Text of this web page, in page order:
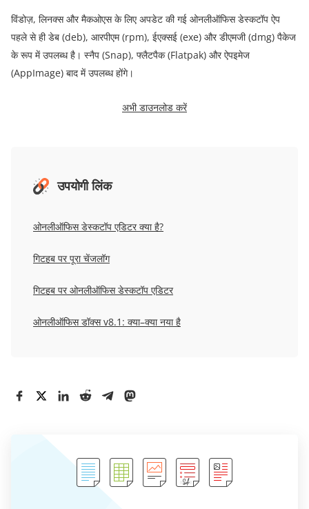
विंडोज़, लिनक्स और मैकओएस के लिए अपडेट की गई ओनलीऑफिस डेस्कटॉप ऐप
पहले से ही डेब (deb), आरपीएम(rpm), ईएक्सई (exe) और डीएमजी(dmg) पैकेज
के रूप में उपलब्ध है। स्नैप (Snap), फ्लैटपैक(Flatpak) और ऐपइमेज
(AppImage) बाद में उपलब्ध होंगे।
अभी डाउनलोड करें
उपयोगी लिंक
ओनलीऑफिस डेस्कटॉप एडिटर क्या है?
गिटहब पर पूरा चेंजलॉग
गिटहब पर ओनलीऑफिस डेस्कटॉप एडिटर
ओनलीऑफिसडॉक्सv8.1: क्या–क्या नया है